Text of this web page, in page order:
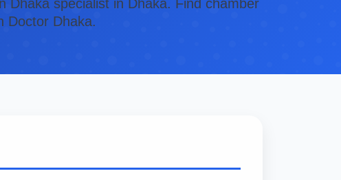
Dhaka specialist in Dhaka. Find chamber
Doctor Dhaka.